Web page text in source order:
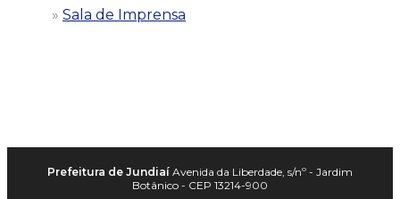
Sala de Imprensa
Prefeitura de Jundiaí Avenida da Liberdade, s/nº - Jardim
Botânico - CEP 13214-900